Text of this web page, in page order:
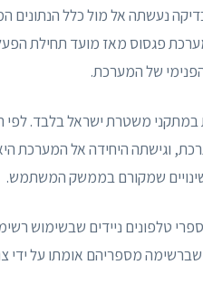
נעשתה אל מול כלל
פגסוס מאז מועד תחילת
של המערכת.
וגישתה היחידה אל
שמקורם בממשק המשתמש.
טלפונים ניידים שבשימוש
שברשימה מספריהם אומתו על ידי